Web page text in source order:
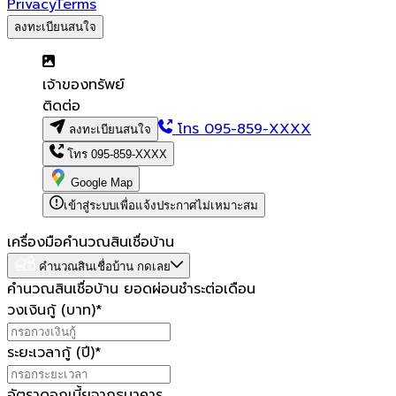
PrivacyTerms
ลงทะเบียนสนใจ
เจ้าของทรัพย์
ติดต่อ
ลงทะเบียนสนใจ โทร095-859-XXXX
โทร 095-859-XXXX
Google Map
เข้าสู่ระบบเพื่อแจ้งประกาศไม่เหมาะสม
เครื่องมือคำนวณสินเชื่อบ้าน
คำนวณสินเชื่อบ้าน กดเลย
คำนวณสินเชื่อบ้าน ยอดผ่อนชำระต่อเดือน
วงเงินกู้ (บาท)*
ระยะเวลากู้ (ปี)*